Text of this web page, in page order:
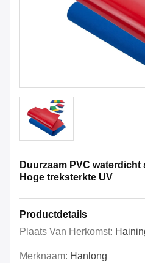
Duurzaam PVC
Hoge treksterkte UV
Productdetails
Plaats Van Herkomst:
Merknaam: Hanlong